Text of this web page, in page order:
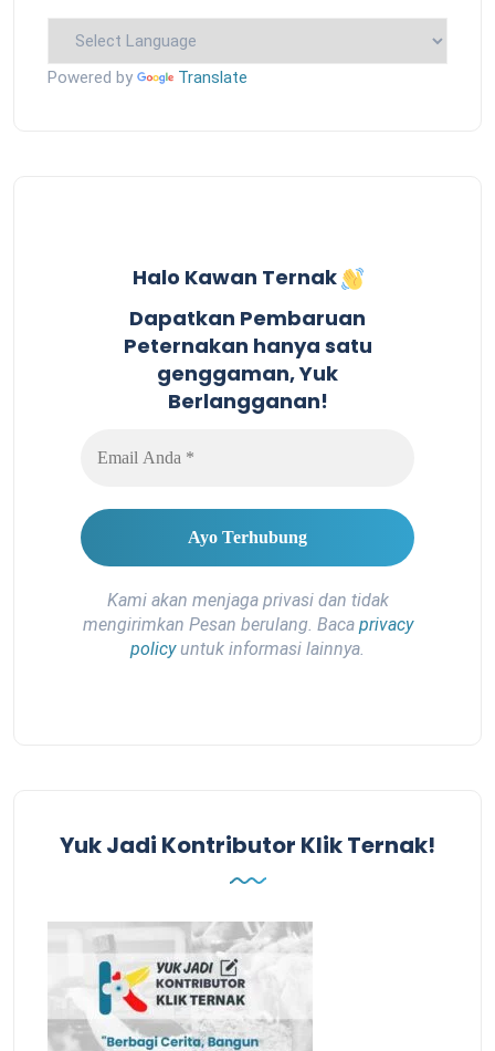
Powered by Translate
Halo Kawan Ternak
Dapatkan Pembaruan
Peternakan hanya satu
genggaman, Yuk
Berlangganan!
Kami akan menjaga privasi dan tidak
mengirimkan Pesan berulang. Baca privacy
policyuntuk informasi lainnya.
Yuk Jadi Kontributor Klik Ternak!